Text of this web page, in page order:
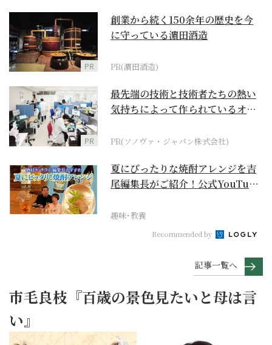
PR
創業から続く150余年の歴史を今
に守っている濵田酒造
PR(濵田酒造)
PR
最先端の技術と技術者たちの熱い
気持ちによって作られているオー
PR(ソノヴァ・ジャパン株式会社)
夏にぴったりな焼酎アレンジを吉
尾編集長がご紹介！公式YouTube
趣味･教養
Recommended by
記事一覧へ
市毛良枝『百歳の景色見たいと母は言
い』